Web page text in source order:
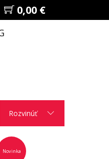
0,00 €
Rozvinúť
Novinka